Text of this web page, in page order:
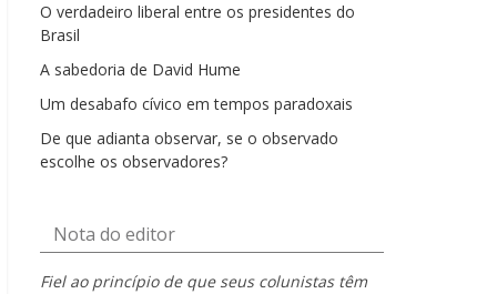
O verdadeiro liberal entre os presidentes do
Brasil
A sabedoria de David Hume
Um desabafo cívico em tempos paradoxais
De que adianta observar, se o observado
escolhe os observadores?
Nota do editor
Fiel ao princípio de que seus colunistas têm